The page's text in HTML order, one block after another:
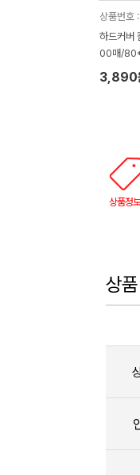
상품번
하드커버
00매/
3,890
상품정보
상